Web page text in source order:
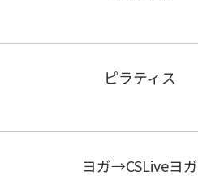
ピラティス
ヨガ→CSLiveヨガ